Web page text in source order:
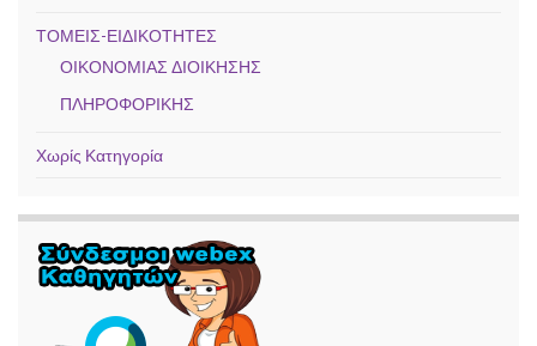
ΤΟΜΕΙΣ-ΕΙΔΙΚΟΤΗΤΕΣ
ΟΙΚΟΝΟΜΙΑΣ ΔΙΟΙΚΗΣΗΣ
ΠΛΗΡΟΦΟΡΙΚΗΣ
Χωρίς Κατηγορία